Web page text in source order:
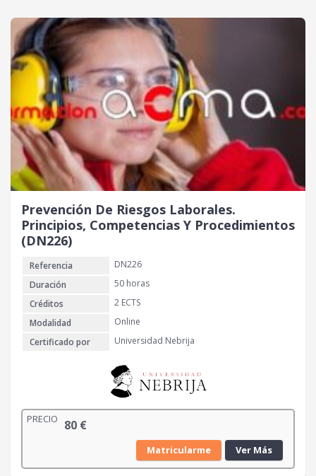
Prevención De Riesgos Laborales.
Principios, Competencias Y Procedimientos
(DN226)
Referencia
DN226
Duración
50 horas
Créditos
2 ECTS
Modalidad
Online
Certificado por
Universidad Nebrija
PRECIO 80 €
Matricularme Ver Más